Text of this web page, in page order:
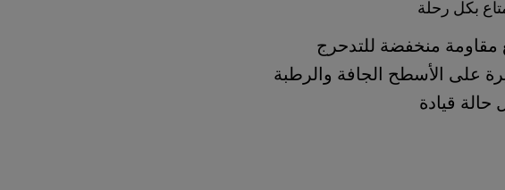
بكل رحلة
مقاومة منخفضة للتدحرج
على الأسطح الجافة والرطبة
قيادة